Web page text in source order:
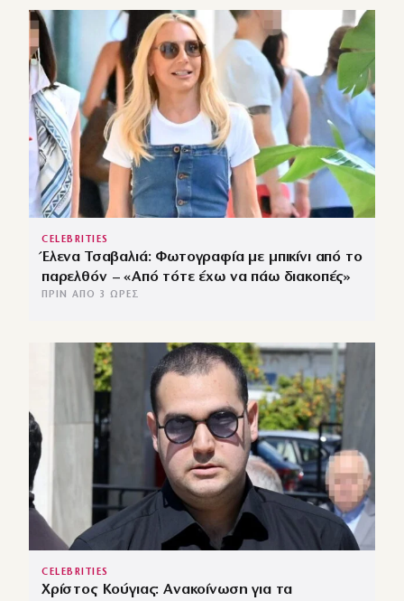
CELEBRITIES
Έλενα Τσαβαλιά: Φωτογραφία με μπικίνι από το
παρελθόν – «Από τότε έχω να πάω διακοπές»
ΠΡΙΝ ΑΠΌ 3 ΏΡΕΣ
CELEBRITIES
Χρίστος Κούγιας: Ανακοίνωση για τα